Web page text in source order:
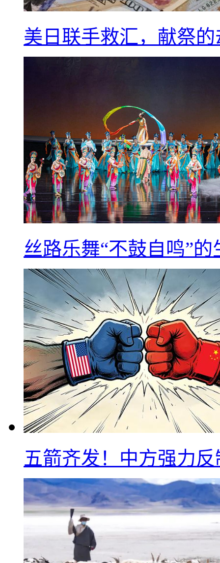
美日联手救汇，献祭
丝路乐舞“不鼓自鸣”
五箭齐发！中方强力